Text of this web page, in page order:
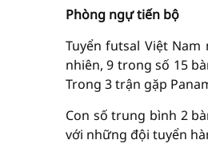
Phòng ngự tiến bộ
Tuyển futsal Việt
nhiên, 9 trong số 15
Trong 3 trận gặp
Con số trung bình 2
với những đội tuyển